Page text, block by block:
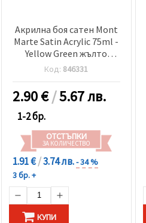
Акрилна боя сатен Mont
Marte Satin Acrylic 75ml -
Yellow Green жълто
зелена
Код: 846331
2.90€/5.67 лв.
1-2 бр.
ОТСТЪПКИ
ЗА КОЛИЧЕСТВО
1.91 €/3.74 лв.- 34 %
3 бр. +
КУПИ